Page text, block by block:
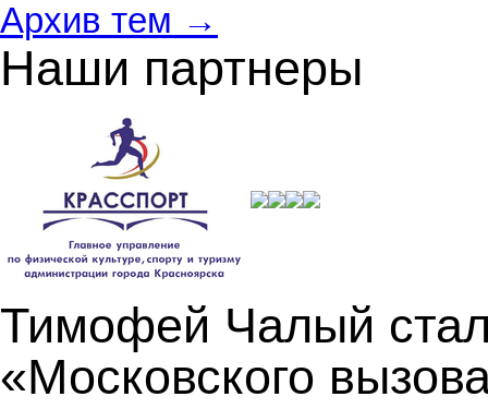
Архив тем →
Наши партнеры
Тимофей Чалый
«Московского